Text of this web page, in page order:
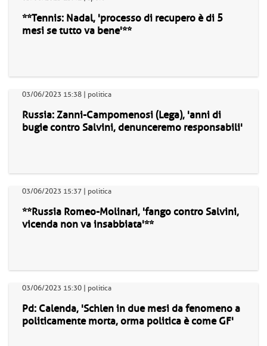
**Tennis: Nadal, 'processo di recupero è di 5
mesi se tutto va bene'**
03/06/2023 15:38 | politica
Russia: Zanni-Campomenosi (Lega), 'anni di
bugie contro Salvini, denunceremo responsabili'
03/06/2023 15:37 | politica
**Russia Romeo-Molinari, 'fango contro Salvini,
vicenda non va insabbiata'**
03/06/2023 15:30 | politica
Pd: Calenda, 'Schlen in due mesi da fenomeno a
politicamente morta, orma politica è come GF'